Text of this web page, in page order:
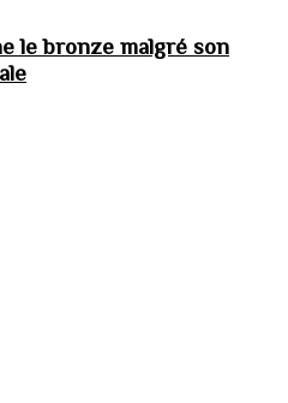
le bronze malgré son